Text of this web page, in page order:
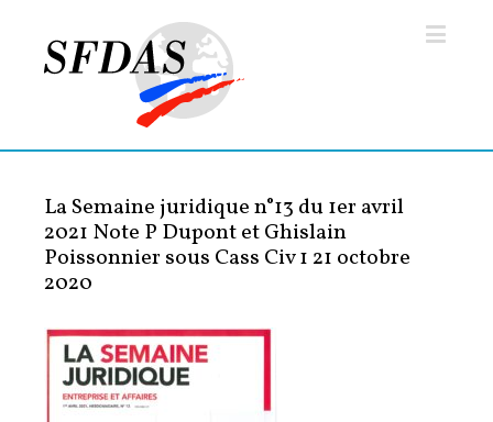
La Semaine juridique n°13 du 1er avril
2021 Note P Dupont et Ghislain
Poissonnier sous Cass Civ 1 21 octobre
2020